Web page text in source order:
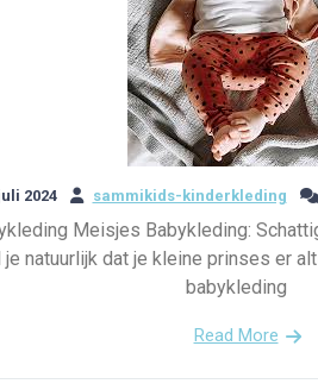
2024 sammikids-kinderkleding
Meisjes Babykleding:
natuurlijk dat je kleine prinses er
babykleding
Read More